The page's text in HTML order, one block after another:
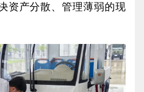
资产分散、管理薄弱的现